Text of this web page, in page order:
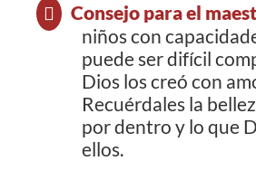
Consejo para el
niños con
puede ser difícil
Dios los creó con
Recuérdales la
por dentro y lo que
ellos.